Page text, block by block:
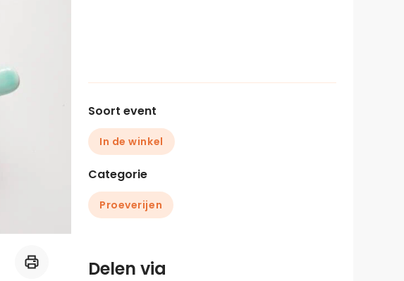
als een chef
& blogs
Soort event
In de winkel
Categorie
Proeverijen
Delen via